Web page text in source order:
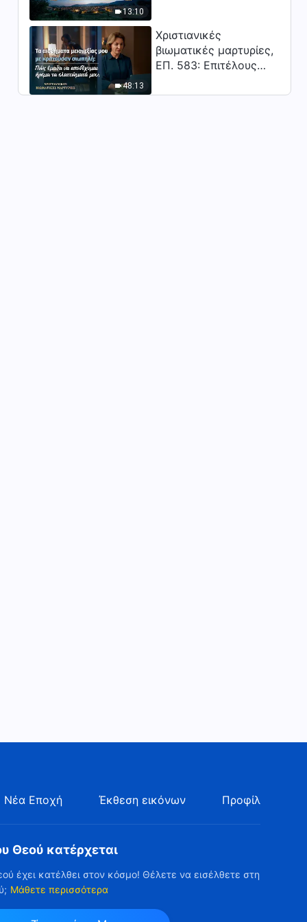
13:10
48:13
Χριστιανικές
βιωματικές μαρτυρίες,
ΕΠ. 583: Επιτέλους
κατωτερότητας
Νέα Εποχή Έκθεση εικόνων Προφίλ
Θεού κατέρχεται
έχει κατέλθει στον κόσμο! Θέλετε να εισέλθετε στη
Μάθετε περισσότερα